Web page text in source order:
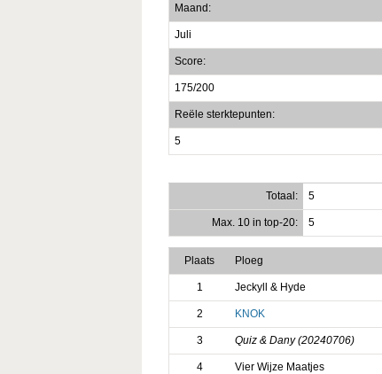
Maand:
Juli
Score:
175/200
Reële sterktepunten:
5
Totaal:
5
Max. 10 in top-20: 5
Plaats Ploeg
1 Jeckyll & Hyde
2 KNOK
3 Quiz & Dany (20240706)
4 Vier Wijze Maatjes